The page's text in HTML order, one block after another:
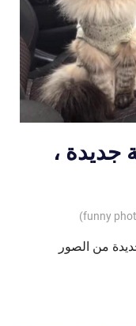
،
من الصور